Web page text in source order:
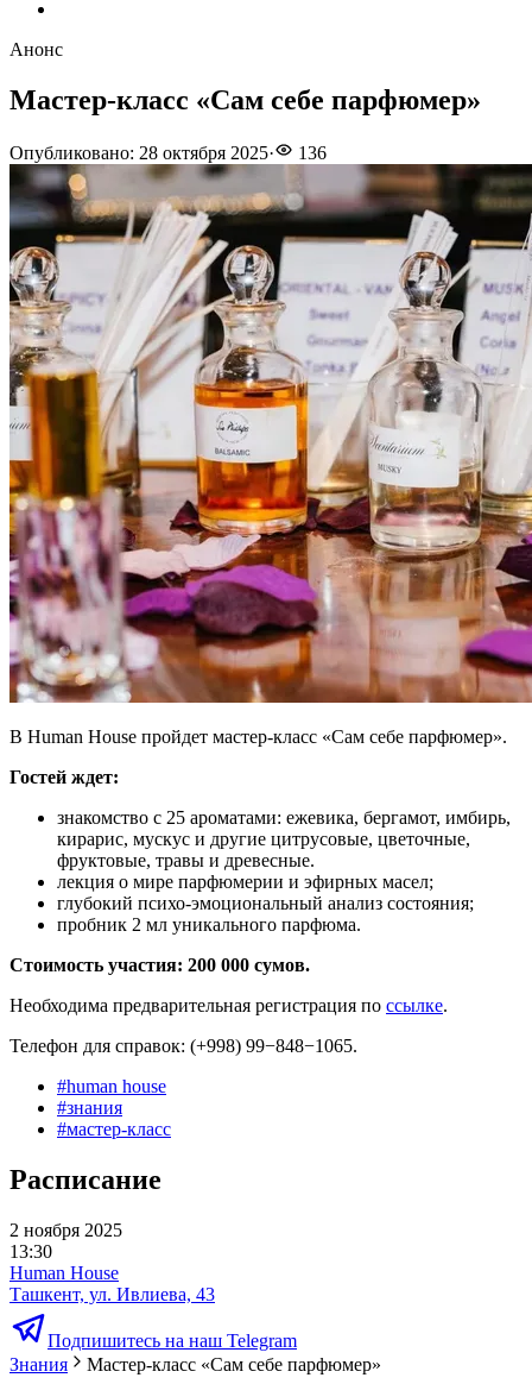
Анонс
Мастер-класс «Сам себе парфюмер»
Опубликовано: 28 октября 2025· 136
В Human House пройдет мастер-класс «Сам себе парфюмер».
Гостей ждет:
знакомство с 25 ароматами: ежевика, бергамот, имбирь,
кирарис, мускус и другие цитрусовые, цветочные,
фруктовые, травы и древесные.
лекция о мире парфюмерии и эфирных масел;
глубокий психо-эмоциональный анализ состояния;
пробник 2 мл уникального парфюма.
Стоимость участия: 200 000 сумов.
Необходима предварительная регистрация по ссылке.
Телефон для справок: (+998) 99−848−1065.
#human house
#знания
#мастер-класс
Расписание
2 ноября 2025
13:30
Human House
Ташкент, ул. Ивлиева, 43
Подпишитесь на наш Telegram
Знания
Мастер-класс «Сам себе парфюмер»